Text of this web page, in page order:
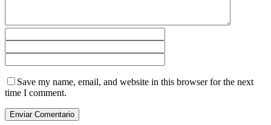
Save my name, email, and website in this browser for the next
time I comment.